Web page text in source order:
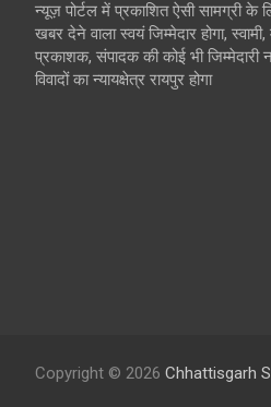
न्यूज़ पोर्टल में प्रकाशित ऐसी सामग्री के
खबर देने वाला स्वयं जिम्मेदार होगा,
प्रकाशक, संपादक की कोई भी जिम्मेदारी
विवादों का न्यायक्षेत्र रायपुर होगा
Copyright © 2026 Chhattisgarh